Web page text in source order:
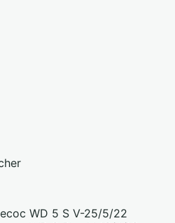
WD 5 S V-25/5/22